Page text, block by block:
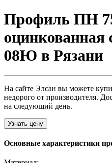
Профиль ПН
оцинкованная
08Ю в Рязани
На сайте Элсан вы можете
недорого от производителя.
на следующий день.
Узнать цену
Основные характеристики